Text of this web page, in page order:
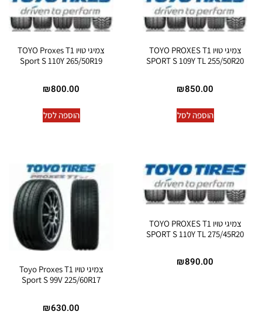
צמיגי טויו TOYO PROXES T1
SPORT S 109Y TL 255/50R20
₪850.00
הוספה לסל
צמיגי טויו TOYO Proxes T1
Sport S 110Y 265/50R19
₪800.00
הוספה לסל
צמיגי טויו TOYO PROXES T1
SPORT S 110Y TL 275/45R20
₪890.00
צמיגי טויו Toyo Proxes T1
Sport S 99V 225/60R17
₪630.00